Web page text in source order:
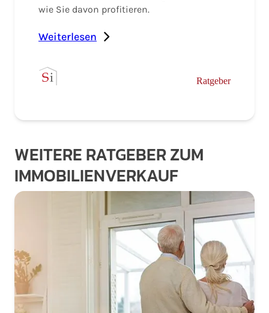
wie Sie davon profitieren.
Weiterlesen
Ratgeber
WEITERE RATGEBER ZUM
IMMOBILIENVERKAUF